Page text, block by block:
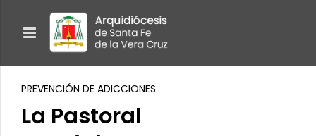
PREVENCIÓN DE ADICCIONES
La Pastoral